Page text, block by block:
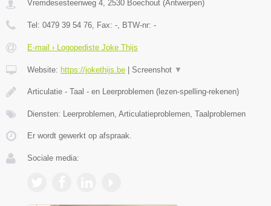
Vremdesesteenweg 4 2530 Boechout (Antwerpen)
Tel: 0479 39 54 76 , Fax: - , BTW-nr: -
E-mail › Logopediste Joke Thijs
Website: https://jokethijs.be Screenshot ▼
Articulatie - Taal - en Leerproblemen (lezen-spelling-rekenen)
Diensten: Leerproblemen, Articulatieproblemen, Taalproblemen
Er wordt gewerkt op afspraak.
Sociale media: